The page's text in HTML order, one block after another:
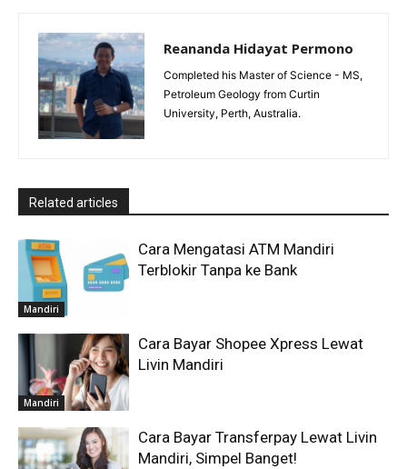
Reananda Hidayat Permono
Completed his Master of Science - MS,
Petroleum Geology from Curtin
University, Perth, Australia.
Related articles
Mandiri
Cara Mengatasi ATM Mandiri
Terblokir Tanpa ke Bank
Mandiri
Cara Bayar Shopee Xpress Lewat
Livin Mandiri
Cara Bayar Transferpay Lewat Livin
Mandiri, Simpel Banget!